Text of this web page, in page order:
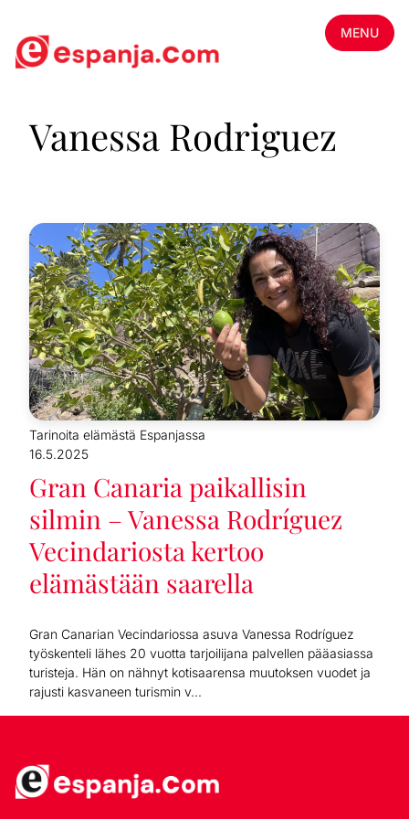
MENU
Vanessa Rodriguez
Tarinoita elämästä Espanjassa
16.5.2025
Gran Canaria paikallisin
silmin – Vanessa Rodríguez
Vecindariosta kertoo
elämästään saarella
Gran Canarian Vecindariossa asuva Vanessa Rodríguez
työskenteli lähes 20 vuotta tarjoilijana palvellen pääasiassa
turisteja. Hän on nähnyt kotisaarensa muutoksen vuodet ja
rajusti kasvaneen turismin v...